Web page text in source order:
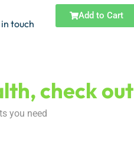
touch
Add to Cart
check out
you need